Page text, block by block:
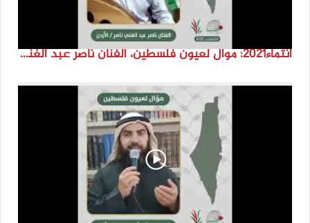
انتماء2021: موال لعيون فلسطين، الفنان ناصر عبد الغني ناصر، الاردن